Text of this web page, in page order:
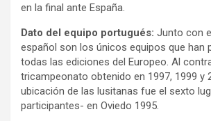
en la final ante España.
Dato del equipo portugués: Junto con
español son los únicos equipos que han
todas las ediciones del Europeo. Al
tricampeonato obtenido en 1997, 1999 y
ubicación de las lusitanas fue el sexto
participantes- en Oviedo 1995.